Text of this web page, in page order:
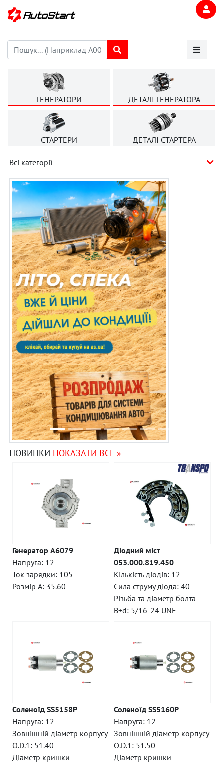
ГЕНЕРАТОРИ ДЕТАЛІ ГЕНЕРАТОРА
СТАРТЕРИ ДЕТАЛІ СТАРТЕРА
Всі категорії
НОВИНКИ ПОКАЗАТИ ВСЕ »
Генератор A6079
Напруга: 12
Ток зарядки: 105
Розмір A: 35.60
Діодний міст
053.000.819.450
Кількість діодів: 12
Сила струму діода: 40
Різьба та діаметр болта
B+d: 5/16-24 UNF
Соленоїд SS5158P
Напруга: 12
Зовнішній діаметр корпусу
O.D.1: 51.40
Діаметр кришки
Соленоїд SS5160P
Напруга: 12
Зовнішній діаметр корпусу
O.D.1: 51.50
Діаметр кришки